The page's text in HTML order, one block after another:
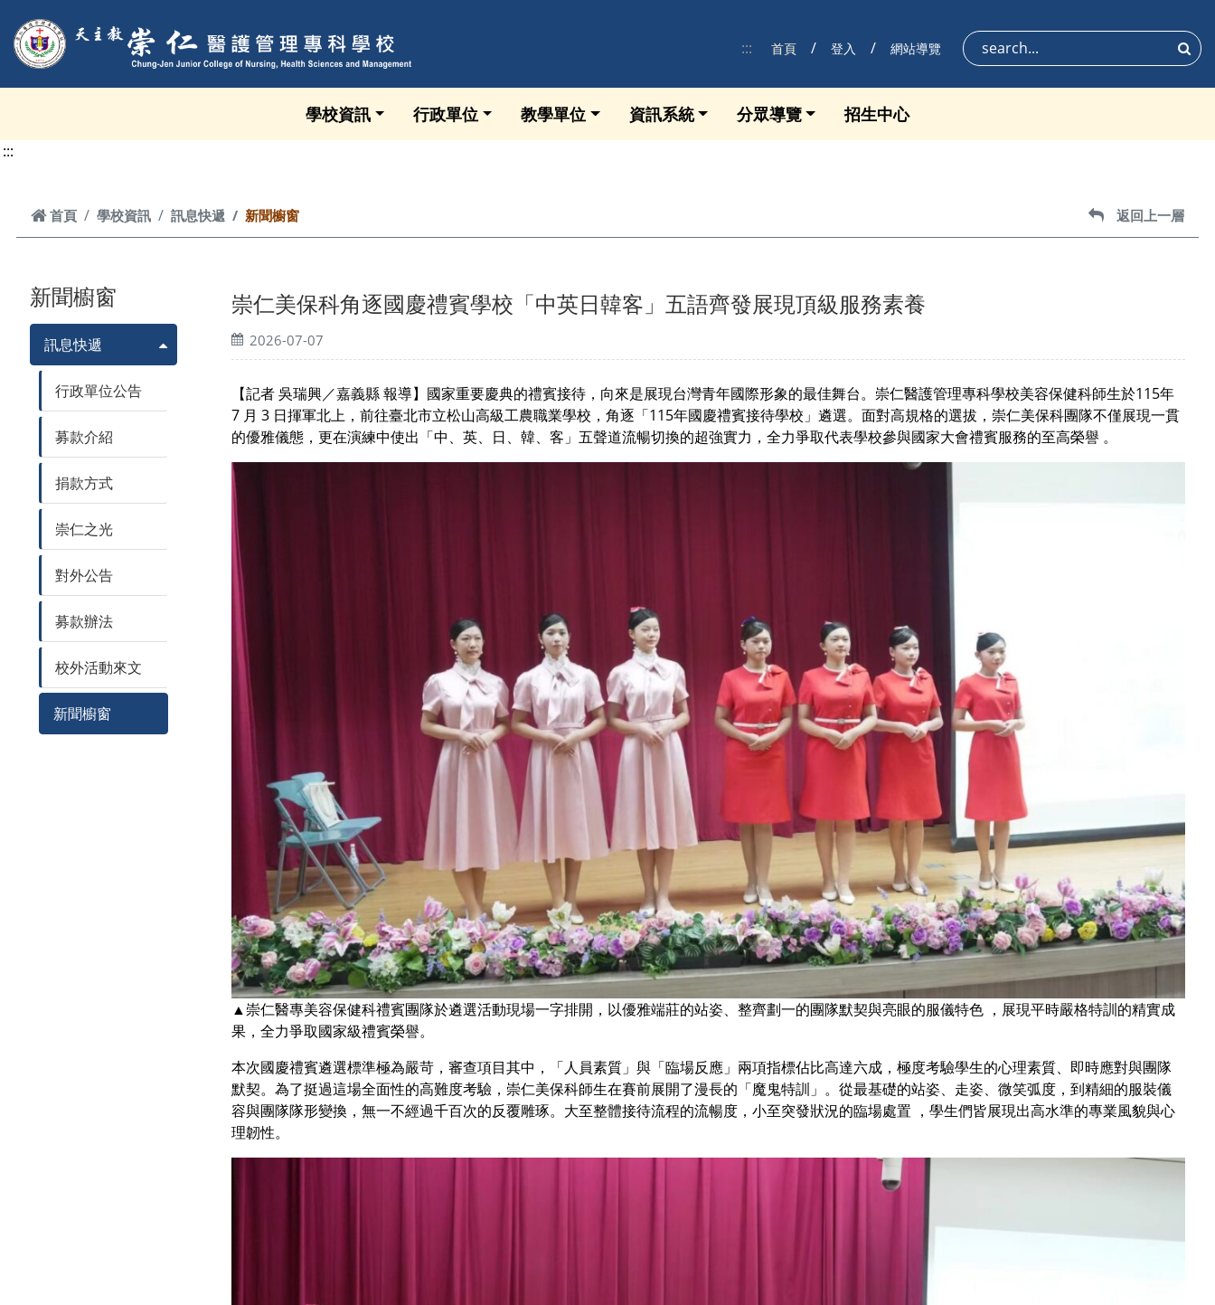
:::
首頁 登入 網站導覽 搜尋
學校資訊 行政單位 教學單位 資訊系統 分眾導覽 招生中心
:::
首頁
首頁 學校資訊 訊息快遞 新聞櫥窗 返回上一層
返回上一層
新聞櫥窗
訊息快遞
行政單位公告
募款介紹
捐款方式
崇仁之光
對外公告
募款辦法
校外活動來文
新聞櫥窗
崇仁美保科角逐國慶禮賓學校「中英日韓客」五語齊發展現頂級服務素養
2026-07-07
【記者 吳瑞興／嘉義縣 報導】國家重要慶典的禮賓接待，向來是展現台灣青年國際形象的最佳舞台。崇仁醫護管理專科學校美容保健科師生於115年
7 月 3 日揮軍北上，前往臺北市立松山高級工農職業學校，角逐「115年國慶禮賓接待學校」遴選。面對高規格的選拔，崇仁美保科團隊不僅展現一貫
的優雅儀態，更在演練中使出「中、英、日、韓、客」五聲道流暢切換的超強實力，全力爭取代表學校參與國家大會禮賓服務的至高榮譽 。
▲崇仁醫專美容保健科禮賓團隊於遴選活動現場一字排開，以優雅端莊的站姿、整齊劃一的團隊默契與亮眼的服儀特色 ，展現平時嚴格特訓的精實成
果，全力爭取國家級禮賓榮譽。
本次國慶禮賓遴選標準極為嚴苛，審查項目其中，「人員素質」與「臨場反應」兩項指標佔比高達六成，極度考驗學生的心理素質、即時應對與團隊
默契。為了挺過這場全面性的高難度考驗，崇仁美保科師生在賽前展開了漫長的「魔鬼特訓」。從最基礎的站姿、走姿、微笑弧度，到精細的服裝儀
容與團隊隊形變換，無一不經過千百次的反覆雕琢。大至整體接待流程的流暢度，小至突發狀況的臨場處置 ，學生們皆展現出高水準的專業風貌與心
理韌性。